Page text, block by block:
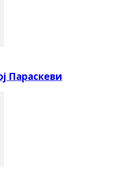
Параскеви